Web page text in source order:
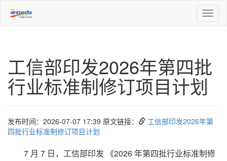
工信部印发2026年第四批
行业标准制修订项目计划
发布时间：2026-07-07 17:39 原文链接：
工信部印发2026年第
四批行业标准制修订项目计划
7 月 7 日，工信部印发 《2026 年第四批行业标准制修